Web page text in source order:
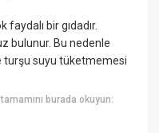
faydalı bir gıdadır.
bulunur. Bu nedenle
turşu suyu tüketmemesi
tamamını burada okuyun: